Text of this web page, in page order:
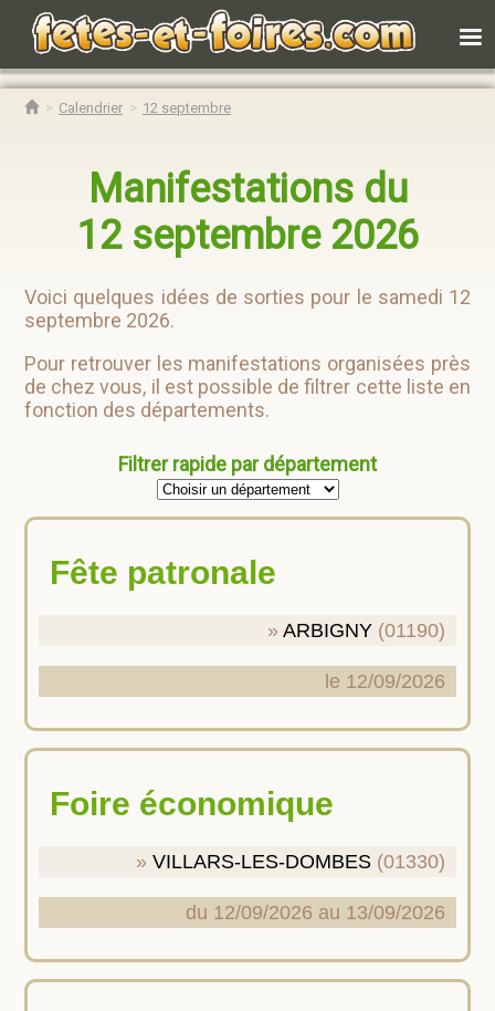
Calendrier 12 septembre
Manifestations du
12 septembre 2026
Voici quelques idées de sorties pour le samedi 12
septembre 2026.
Pour retrouver les manifestations organisées près
de chez vous, il est possible de filtrer cette liste en
fonction des départements.
Filtrer rapide par département
Fête patronale
ARBIGNY (01190)
le 12/09/2026
Foire économique
VILLARS-LES-DOMBES (01330)
du 12/09/2026 au 13/09/2026